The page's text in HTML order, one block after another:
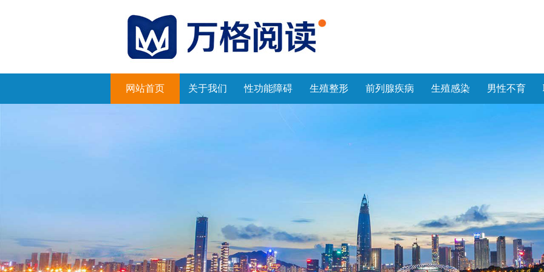
网站首页 关于我们 性功能障碍 生殖整形 前列腺疾病 生殖感染 男性不育